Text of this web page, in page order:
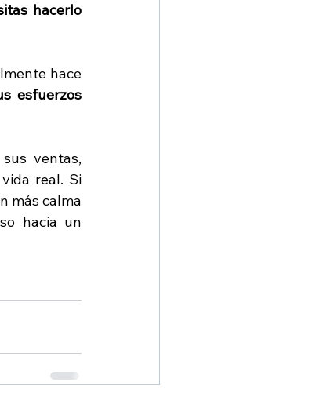
hacerlo
hace
esfuerzos
ventas,
real. Si
más calma
hacia un